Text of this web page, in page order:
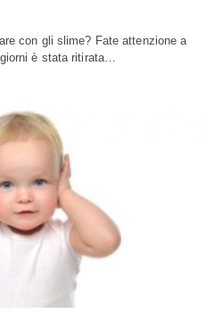
con gli slime? Fate attenzione a
è stata ritirata…